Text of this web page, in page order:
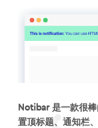
Notibar 是一款很
置顶标题、通知栏